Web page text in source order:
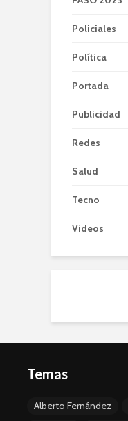
Policiales
Política
Portada
Publicidad
Redes
Salud
Tecno
Videos
Temas
Alberto Fernández